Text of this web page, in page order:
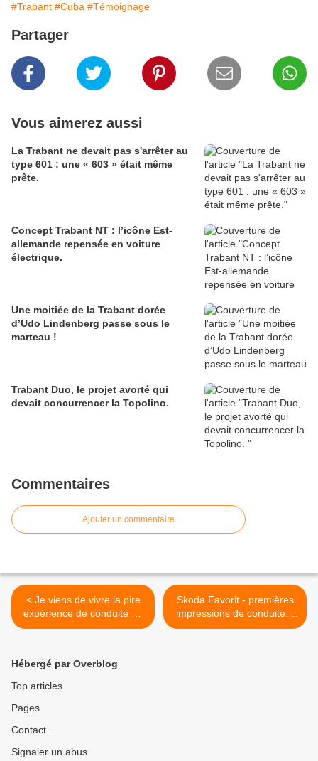
#Trabant #Cuba #Témoignage
Partager
Vous aimerez aussi
La Trabant ne devait pas s'arrêter au
type 601 : une « 603 » était même
prête.
Concept Trabant NT : l’icône Est-
allemande repensée en voiture
électrique.
Une moitiée de la Trabant dorée
d’Udo Lindenberg passe sous le
marteau !
Trabant Duo, le projet avorté qui
devait concurrencer la Topolino.
Commentaires
Ajouter un commentaire
< Je viens de vivre la pire
expérience de conduite de
toute ma vie…
Skoda Favorit - premières
impressions de conduite...
sur circuit. >
Hébergé par Overblog
Top articles
Pages
Contact
Signaler un abus